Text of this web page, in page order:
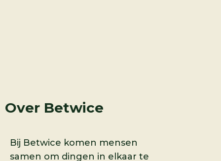
Over Betwice
Bij Betwice komen mensen
samen om dingen in elkaar te